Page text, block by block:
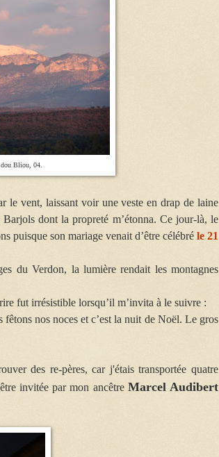
Bliou, 04.
le vent, laissant voir une veste en drap de laine
dont la propreté m’étonna. Ce jour-là, le
puisque son mariage venait d’être célébré le 21
du Verdon, la lumière rendait les montagnes
fut irrésistible lorsqu’il m’invita à le suivre :
nos noces et c’est la nuit de Noël. Le gros
des re-pères, car j'étais transportée quatre
invitée par mon ancêtre Marcel Audibert